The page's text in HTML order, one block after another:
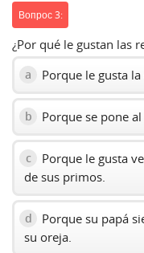
Вопрос 3:
¿Por qué le gustan las
a Porque le gusta
b Porque se pone
c
Porque le gusta
de sus primos.
d
Porque su papá
su oreja.